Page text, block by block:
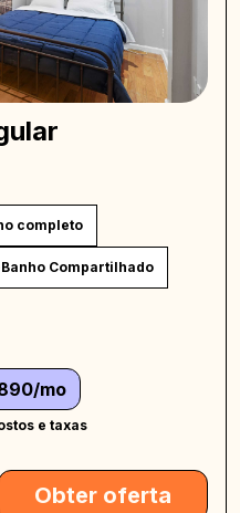
completo
Banho Compartilhado
mo
e taxas
Obter oferta